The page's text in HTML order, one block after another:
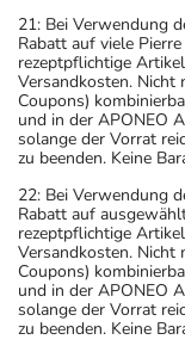
21: Bei Verwendung
Rabatt auf viele
rezeptpflichtige
Versandkosten. Nicht
Coupons)
und in der APONEO
solange der Vorrat
zu beenden. Keine
22: Bei Verwendung
Rabatt auf
rezeptpflichtige
Versandkosten. Nicht
Coupons)
und in der APONEO
solange der Vorrat
zu beenden. Keine